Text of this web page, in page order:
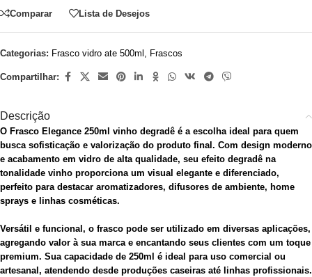
Comparar Lista de Desejos
Categorias: Frasco vidro ate 500ml , Frascos
Compartilhar:
Descrição
O Frasco Elegance 250ml vinho degradê é a escolha ideal para quem
busca sofisticação e valorização do produto final. Com design moderno
e acabamento em vidro de alta qualidade, seu efeito degradê na
tonalidade vinho proporciona um visual elegante e diferenciado,
perfeito para destacar aromatizadores, difusores de ambiente, home
sprays e linhas cosméticas.
Versátil e funcional, o frasco pode ser utilizado em diversas aplicações,
agregando valor à sua marca e encantando seus clientes com um toque
premium. Sua capacidade de 250ml é ideal para uso comercial ou
artesanal, atendendo desde produções caseiras até linhas profissionais.